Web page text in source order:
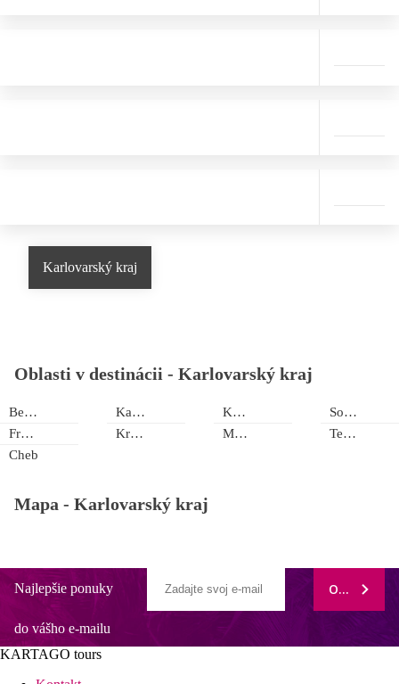
Karlovarský kraj
Oblasti v destinácii - Karlovarský kraj
Bečov nad Teplou
Františkovy Lázně
Cheb
Karlovy Vary
Krušné hory
Kúpele Kynžvart
Mariánské Lázně
Sokolov
Teplička
Mapa - Karlovarský kraj
Najlepšie ponuky
do vášho e-mailu
ODOBERAŤ
KARTAGO tours